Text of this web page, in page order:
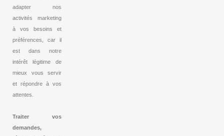
adapter nos
activités marketing
à vos besoins et
préférences, car il
est dans notre
intérêt légitime de
mieux vous servir
et répondre à vos
attentes.
Traiter vos
demandes,